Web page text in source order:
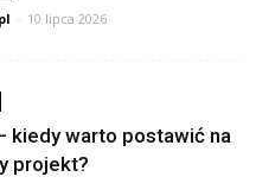
- 10 lipca 2026
kiedy warto postawić na
projekt?